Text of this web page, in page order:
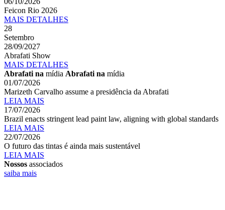
Feicon Rio 2026
MAIS DETALHES
28
Setembro
28/09/2027
Abrafati Show
MAIS DETALHES
Abrafati na mídia Abrafati na mídia
01/07/2026
Marizeth Carvalho assume a presidência da Abrafati
LEIA MAIS
17/07/2026
Brazil enacts stringent lead paint law, aligning with global standards
LEIA MAIS
22/07/2026
O futuro das tintas é ainda mais sustentável
LEIA MAIS
Nossos associados
saiba mais